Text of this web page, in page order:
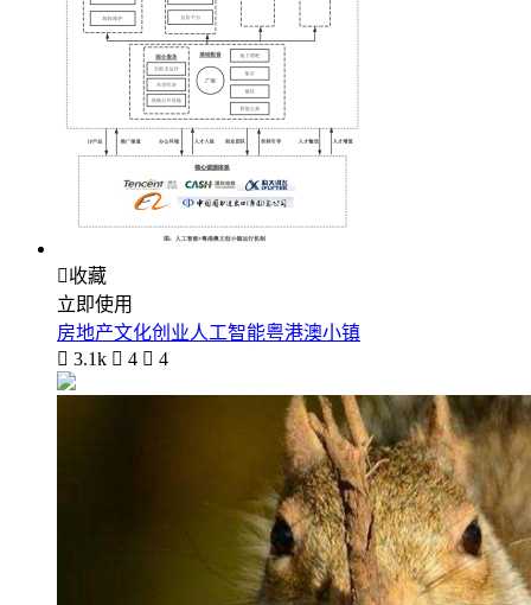
收藏
立即使用
房地产文化创业人工智能粤港澳小镇
 3.1k  4  4